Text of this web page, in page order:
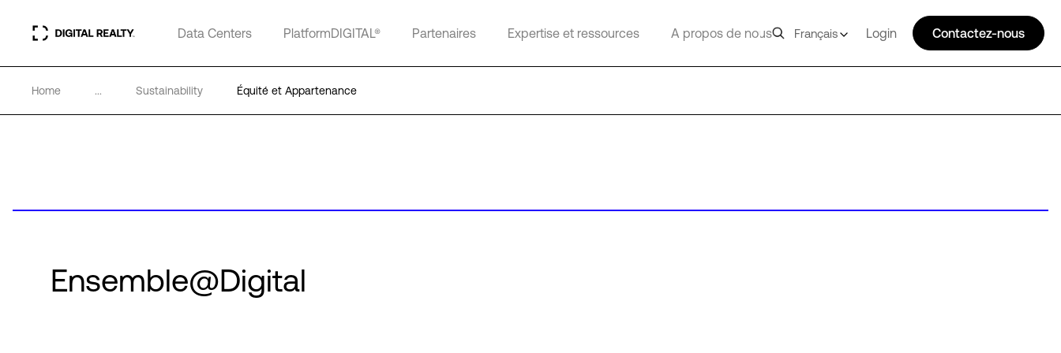
Data Centers PlatformDIGITAL® Partenaires Expertise et ressources A propos de nous Français Login Contactez-nous
Home ... Sustainability Équité et Appartenance
Ensemble@Digital